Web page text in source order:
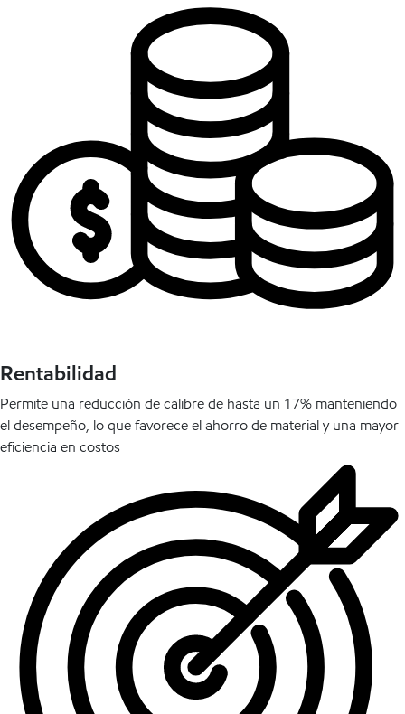
Rentabilidad
Permite una reducción de calibre de hasta un 17% manteniendo
el desempeño, lo que favorece el ahorro de material y una mayor
eficiencia en costos